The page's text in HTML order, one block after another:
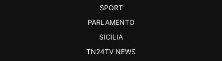
SPORT
PARLAMENTO
SICILIA
TN24TV NEWS